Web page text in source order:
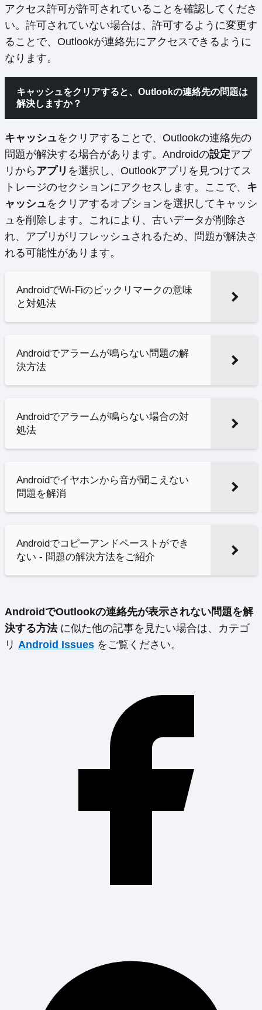
アクセス許可が許可されていることを確認してくださ
い。許可されていない場合は、許可するように変更す
ることで、Outlookが連絡先にアクセスできるように
なります。
キャッシュをクリアすると、Outlookの連絡先の問題は
解決しますか？
キャッシュをクリアすることで、Outlookの連絡先の
問題が解決する場合があります。Androidの設定アプ
リから アプリ を選択し、Outlookアプリを見つけてス
トレージのセクションにアクセスします。ここで、 キ
ャッシュをクリアするオプションを選択してキャッシ
ュを削除します。これにより、古いデータが削除さ
れ、アプリがリフレッシュされるため、問題が解決さ
れる可能性があります。
AndroidでWi-Fiのビックリマークの意味
と対処法
Androidでアラームが鳴らない問題の解
決方法
Androidでアラームが鳴らない場合の対
処法
Androidでイヤホンから音が聞こえない
問題を解消
Androidでコピーアンドペーストができ
ない - 問題の解決方法をご紹介
AndroidでOutlookの連絡先が表示されない問題を解
決する方法に似た他の記事を見たい場合は、カテゴ
リ Android Issues をご覧ください。